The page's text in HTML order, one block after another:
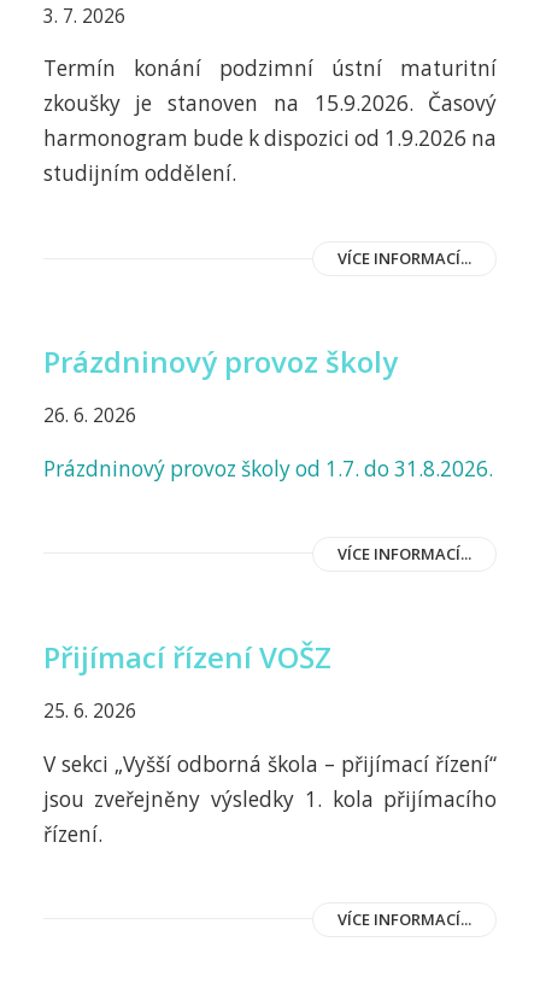
3. 7. 2026
Termín konání podzimní ústní maturitní
zkoušky je stanoven na 15.9.2026. Časový
harmonogram bude k dispozici od 1.9.2026 na
studijním oddělení.
VÍCE INFORMACÍ...
Prázdninový provoz školy
26. 6. 2026
Prázdninový provoz školy od 1.7. do 31.8.2026.
VÍCE INFORMACÍ...
Přijímací řízení VOŠZ
25. 6. 2026
V sekci „Vyšší odborná škola – přijímací řízení“
jsou zveřejněny výsledky 1. kola přijímacího
řízení.
VÍCE INFORMACÍ...